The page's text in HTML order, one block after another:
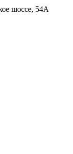
шоссе, 54А